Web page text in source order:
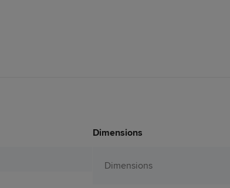
Dimensions
Dimensions